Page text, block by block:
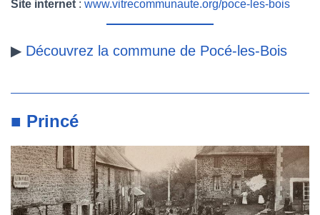
Site internet : www.vitrecommunaute.org/poce-les-bois
▶ Découvrez la commune de Pocé-les-Bois
■ Princé